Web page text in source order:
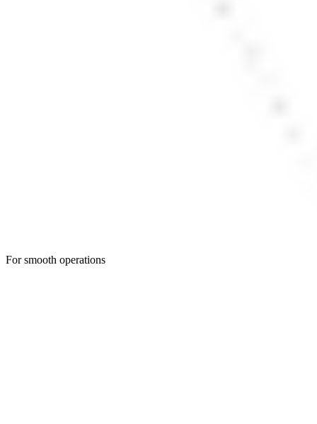
For smooth operations